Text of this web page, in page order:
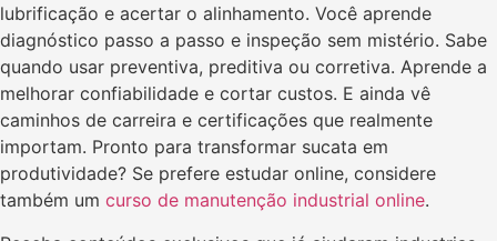
lubrificação e acertar o alinhamento. Você aprende
diagnóstico passo a passo e inspeção sem mistério. Sabe
quando usar preventiva, preditiva ou corretiva. Aprende a
melhorar confiabilidade e cortar custos. E ainda vê
caminhos de carreira e certificações que realmente
importam. Pronto para transformar sucata em
produtividade? Se prefere estudar online, considere
também um curso de manutenção industrial online.